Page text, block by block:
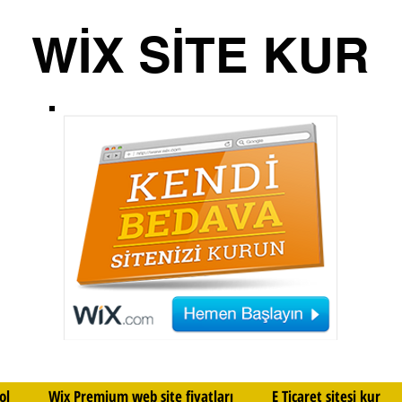
WİX SİTE KUR
Wix Premium web site fiyatları E Ticaret sitesi kur